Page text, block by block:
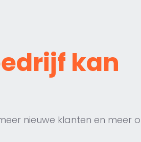
kan
nieuwe klanten en meer